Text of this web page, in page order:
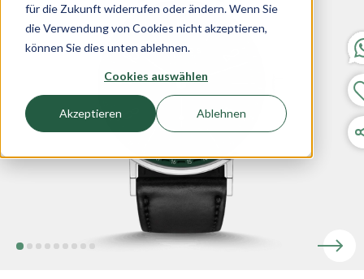
für die Zukunft widerrufen oder ändern. Wenn Sie
die Verwendung von Cookies nicht akzeptieren,
können Sie dies unten ablehnen.
Cookies auswählen
Akzeptieren Ablehnen